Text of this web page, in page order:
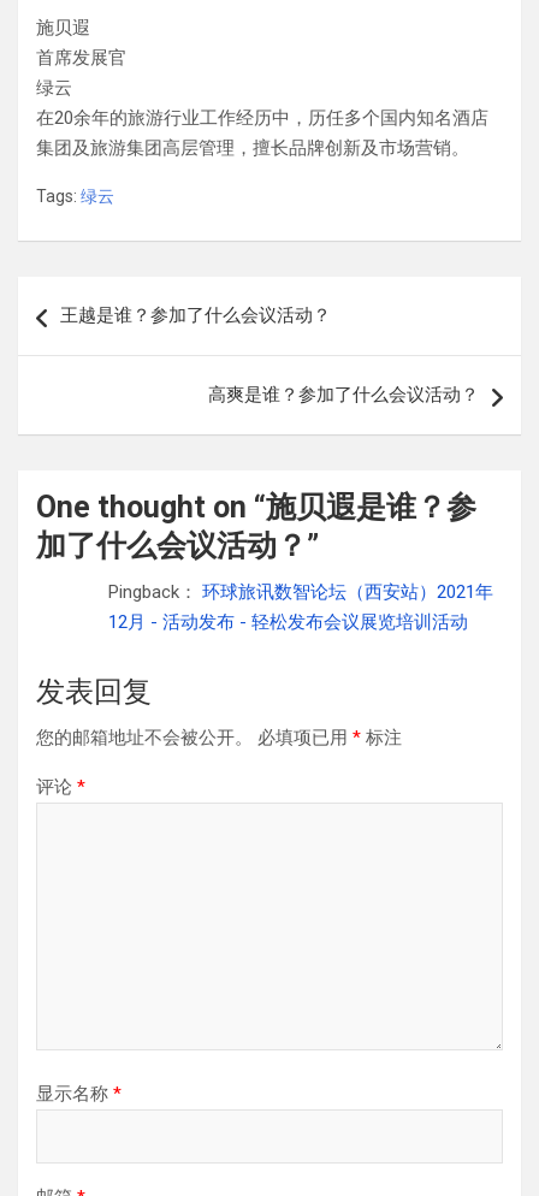
施贝遐
首席发展官
绿云
在20余年的旅游行业工作经历中，历任多个国内知名酒店
集团及旅游集团高层管理，擅长品牌创新及市场营销。
Tags: 绿云
章
王越是谁？参加了什么会议活动？
高爽是谁？参加了什么会议活动？
One thought on “施贝遐是谁？参
加了什么会议活动？ ”
Pingback： 环球旅讯数智论坛（西安站）2021年
12月 - 活动发布 - 轻松发布会议展览培训活动
发表回复
您的邮箱地址不会被公开。 必填项已用 * 标注
评论 *
显示名称 *